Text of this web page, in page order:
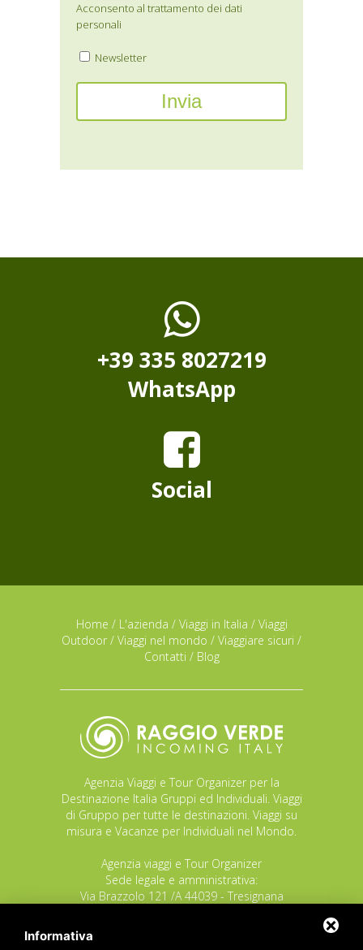
Acconsento al trattamento dei dati
personali
Newsletter
+39 335 8027219
WhatsApp
Social
Home / L'azienda / Viaggi in Italia / Viaggi
Outdoor / Viaggi nel mondo / Viaggiare sicuri /
Contatti / Blog
Agenzia Viaggi e Tour Organizer per la
Destinazione Italia Gruppi ed Individuali. Viaggi
di Gruppo per tutte le destinazioni. Viaggi su
misura e Vacanze per Individuali nel Mondo.
Agenzia viaggi e Tour Organizer
Sede legale e amministrativa:
Via Brazzolo 121 /A 44039 - Tresignana
Informativa